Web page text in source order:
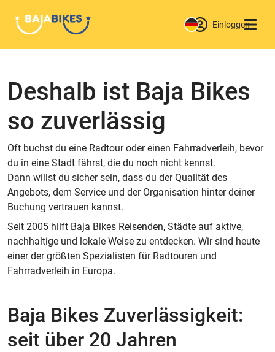
Einloggen
Deshalb ist Baja Bikes
so zuverlässig
Oft buchst du eine Radtour oder einen Fahrradverleih, bevor
du in eine Stadt fährst, die du noch nicht kennst.
Dann willst du sicher sein, dass du der Qualität des
Angebots, dem Service und der Organisation hinter deiner
Buchung vertrauen kannst.
Seit 2005 hilft Baja Bikes Reisenden, Städte auf aktive,
nachhaltige und lokale Weise zu entdecken. Wir sind heute
einer der größten Spezialisten für Radtouren und
Fahrradverleih in Europa.
Baja Bikes Zuverlässigkeit:
seit über 20 Jahren